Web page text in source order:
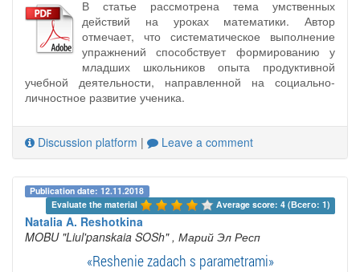
В статье рассмотрена тема умственных
действий на уроках математики. Автор
отмечает, что систематическое выполнение
упражнений способствует формированию у
младших школьников опыта продуктивной
учебной деятельности, направленной на социально-
личностное развитие ученика.
Discussion platform | Leave a comment
Publication date: 12.11.2018
Evaluate the material
Average score: 4 (Всего: 1)
Natalia A. Reshotkina
MOBU "Liul'panskaia SOSh" , Марий Эл Респ
«Reshenie zadach s parametrami»